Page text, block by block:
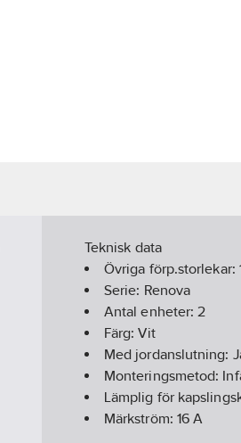
Teknisk data
Övriga förp.storlekar:
Serie: Renova
Antal enheter:2
Färg:Vit
Med jordanslutning:
Monteringsmetod:
Lämplig för
Märkström: 16 A